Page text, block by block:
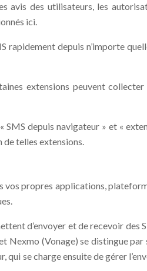
des utilisateurs, les
ici.
rapidement depuis n’importe
extensions peuvent collecter
SMS depuis navigateur » et «
telles extensions.
vos propres applications,
d’envoyer et de recevoir des
(Vonage) se distingue
se charge ensuite de gérer